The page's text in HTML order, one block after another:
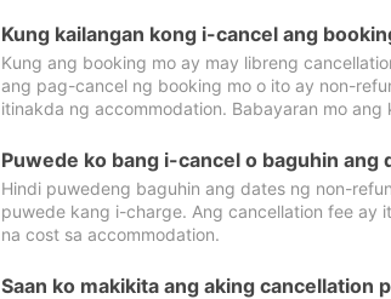
Kung kailangan kong i-cancel ang
Kung ang booking mo ay may libreng
ang pag-cancel ng booking mo o ito ay non-
itinakda ng accommodation. Babayaran mo
Puwede ko bang i-cancel o baguhin
Hindi puwedeng baguhin ang dates ng non-
puwede kang i-charge. Ang cancellation fee ay
na cost sa accommodation.
Saan ko makikita ang aking cancellation